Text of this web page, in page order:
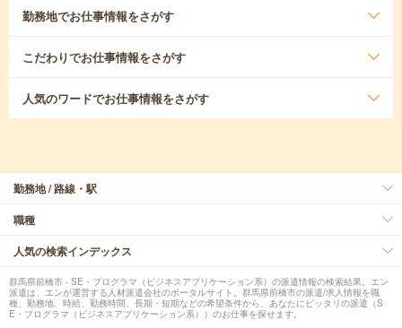
勤務地でお仕事情報をさがす
こだわりでお仕事情報をさがす
人気のワードでお仕事情報をさがす
勤務地 / 路線・駅
職種
人気の検索インデックス
群馬県前橋市 - SE・プログラマ（ビジネスアプリケーション系）の派遣情報の検索結果。エン
派遣は、エンが運営する人材派遣会社のポータルサイト。群馬県前橋市の派遣/求人情報を職
種、勤務地、時給、勤務時間、長期・短期などの希望条件から、あなたにピッタリの派遣（S
E・プログラマ（ビジネスアプリケーション系））のお仕事を探せます。